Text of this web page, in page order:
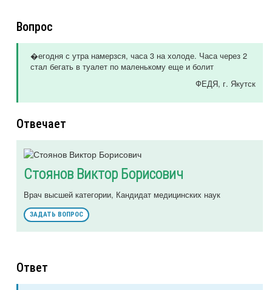
Вопрос
�егодня с утра намерзся, часа 3 на холоде. Часа через 2
стал бегать в туалет по маленькому еще и болит
ФЕДЯ, г. Якутск
Отвечает
Стоянов Виктор Борисович
Врач высшей категории, Кандидат медицинских наук
ЗАДАТЬ ВОПРОС
Ответ